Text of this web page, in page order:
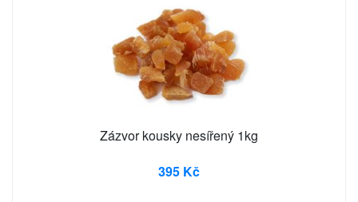
Zázvor kousky nesířený 1kg
395 Kč